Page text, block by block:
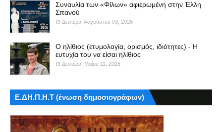
Συναυλία των «Φίλων» αφιερωμένη στην Έλλη
Σπανού
Δευτέρα, Αυγούστου 03, 2026
Ο ηλίθιος (ετυμολογία, ορισμός, ιδιότητες) - Η
ευτυχία του να είσαι ηλίθιος
Δευτέρα, Μαΐου 11, 2026
Ε.ΔΗ.Π.Η.Τ (ένωση δημοσιογράφων)